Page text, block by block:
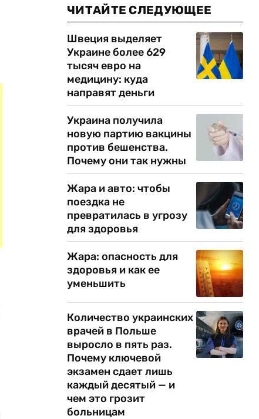
ЧИТАЙТЕ СЛЕДУЮЩЕЕ
Швеция выделяет
Украине более 629
тысяч евро на
медицину: куда
направят деньги
Украина получила
новую партию вакцины
против бешенства.
Почему они так нужны
Жара и авто: чтобы
поездка не
превратилась в угрозу
для здоровья
Жара: опасность для
здоровья и как ее
уменьшить
Количество украинских
врачей в Польше
выросло в пять раз.
Почему ключевой
экзамен сдает лишь
каждый десятый — и
чем это грозит
больницам